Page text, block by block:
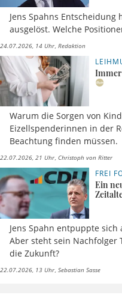
Jens Spahns
ausgelöst. Welche
24.07.2026, 14 Uhr Redaktion
Immer
Warum die Sorgen von
Eizellspenderinnen in der
Beachtung finden müssen.
22.07.2026, 21 Uhr Christoph von Ritter
FREI
Ein
Jens Spahn entpuppte
Aber steht sein Nachfolger
die Zukunft?
22.07.2026, 13 Uhr Sebastian Sasse